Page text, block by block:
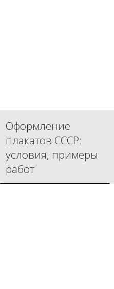
Оформление
плакатов СССР:
условия, примеры
работ